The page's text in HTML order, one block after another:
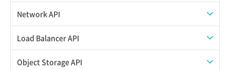
ロールからパーミッションを紐づけ解除
ボリュームイメージ保存
ISOイメージ挿入/排出
SSHキーペア一覧取得
SSHキーペア作成
Network API
QoSポリシー一覧取得
QoSポリシー詳細取得
Load Balancer API
プール一覧取得
Object Storage API